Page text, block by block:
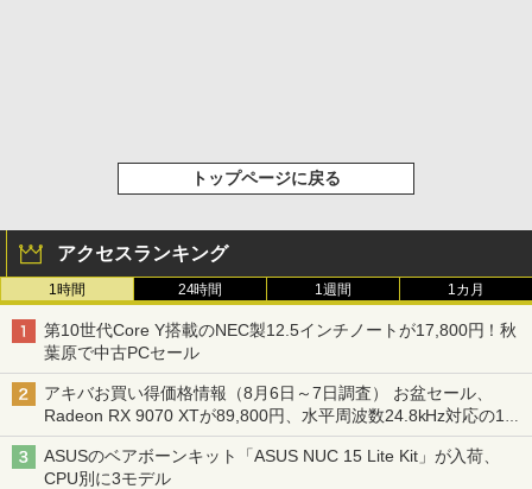
トップページに戻る
アクセスランキング
1時間 24時間 1週間 1カ月
第10世代Core Y搭載のNEC製12.5インチノートが17,800円！秋
葉原で中古PCセール
アキバお買い得価格情報（8月6日～7日調査） お盆セール、
Radeon RX 9070 XTが89,800円、水平周波数24.8kHz対応の17
型モニターが9,801円、暑さ指数連動セール ほか
ASUSのベアボーンキット「ASUS NUC 15 Lite Kit」が入荷、
CPU別に3モデル